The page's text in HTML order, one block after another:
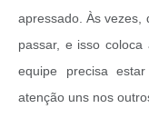
apressado. Às vezes,
passar, e isso
equipe precisa
atenção uns nos